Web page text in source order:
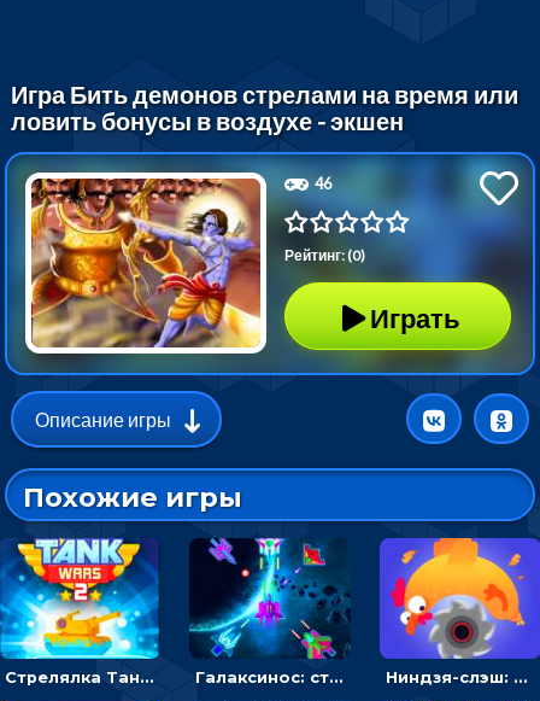
Игра Бить демонов стрелами на время или
ловить бонусы в воздухе - экшен
46
Рейтинг: (0)
Играть
Описание игры
Похожие игры
Стрелялка Танковые войны: бить по танку врага, чтобы уничтожить зло Галаксинос: стрелялка в космосе по врагам Ниндзя-слэш: запускай оружие по целям и становись мастером сюрикенов